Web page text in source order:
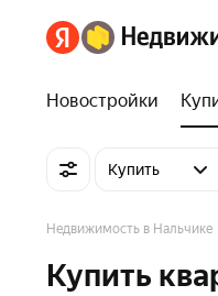
Новостройки
Купить
Недвижимость в Нальчике
Купить